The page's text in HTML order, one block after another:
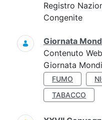
Registro
Congenite
Giornata
Contenuto Web
Giornata
FUMO
TABACCO